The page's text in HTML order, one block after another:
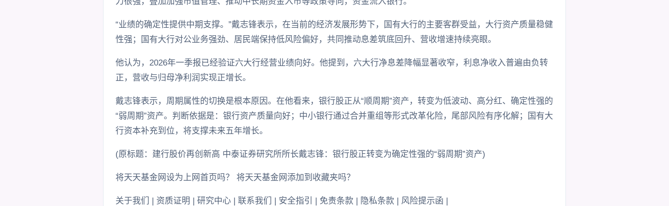
“业绩的确定性提供中期支撑。”戴志锋表示，在当前的经济发展形势下，国有大行的主要客群受益，大行资产质量稳健
性强；国有大行对公业务强劲、居民端保持低风险偏好，共同推动息差筑底回升、营收增速持续亮眼。
他认为，2026年一季报已经验证六大行经营业绩向好。他提到，六大行净息差降幅显著收窄，利息净收入普遍由负转
正，营收与归母净利润实现正增长。
戴志锋表示，周期属性的切换是根本原因。在他看来，银行股正从“顺周期”资产，转变为低波动、高分红、确定性强的
“弱周期”资产。判断依据是：银行资产质量向好；中小银行通过合并重组等形式改革化险，尾部风险有序化解；国有大
行资本补充到位，将支撑未来五年增长。
(原标题：建行股价再创新高 中泰证券研究所所长戴志锋：银行股正转变为确定性强的“弱周期”资产)
将天天基金网设为上网首页吗？ 将天天基金网添加到收藏夹吗？
关于我们 | 资质证明 | 研究中心 | 联系我们 | 安全指引 | 免责条款 | 隐私条款 | 风险提示函 |